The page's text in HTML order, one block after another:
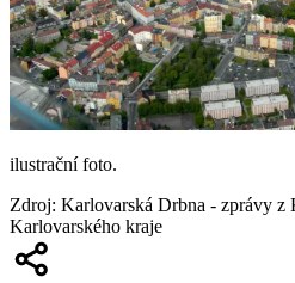
ilustrační foto.
Zdroj: Karlovarská Drbna - zprávy z
Karlovarského kraje